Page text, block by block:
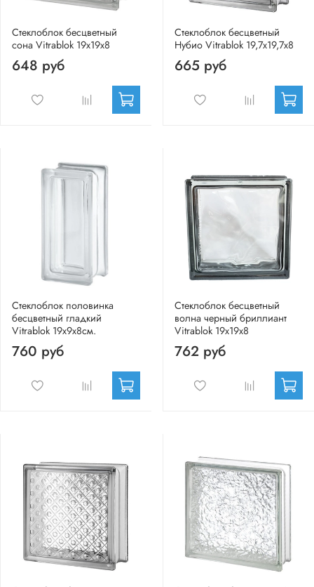
Стеклоблок бесцветный
сона Vitrablok 19х19х8
648 руб
Стеклоблок бесцветный
Нубио Vitrablok 19,7x19,7x8
665 руб
Стеклоблок половинка
бесцветный гладкий
Vitrablok 19х9х8см.
760 руб
Стеклоблок бесцветный
волна черный бриллиант
Vitrablok 19х19х8
762 руб